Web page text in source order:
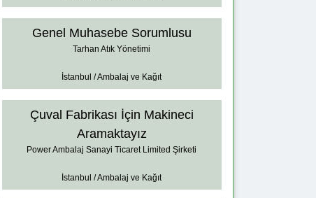
Genel Muhasebe Sorumlusu
Tarhan Atık Yönetimi
İstanbul / Ambalaj ve Kağıt
Çuval Fabrikası İçin Makineci
Aramaktayız
Power Ambalaj Sanayi Ticaret Limited Şirketi
İstanbul / Ambalaj ve Kağıt